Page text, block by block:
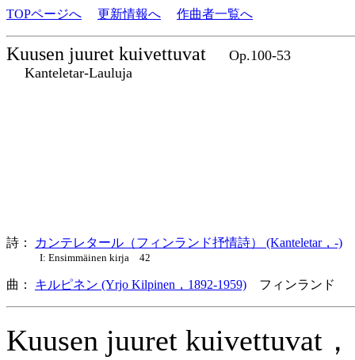
TOPページへ 更新情報へ 作曲者一覧へ
Kuusen juuret kuivettuvat
Op.100-53
Kanteletar-Lauluja
詩： カンテレタール（フィンランド抒情詩） (Kanteletar，-)
I: Ensimmäinen kirja 42
曲： キルピネン (Yrjo Kilpinen，1892-1959) フィンランド
Kuusen juuret kuivettuvat，